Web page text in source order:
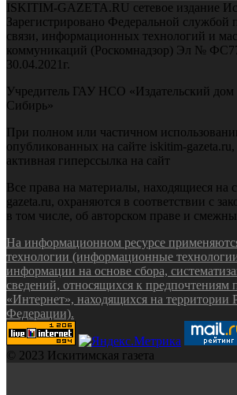
ISKITIM-GAZETA.RU сетевое издание
Зарегистрировано Федеральной службой
связи, информационных технологий и
коммуникаций (Роскомнадзор) Эл №
30.04.2021г.
Учредитель ГАУ НСО «Издательский дом
Сибирь»
При полном или частичном
опубликованных на сайте iskitim-gazeta.ru,
активная гиперссылка на сайт
Все права на материалы, находящиеся на
gazeta.ru, охраняются в соответствии с
в том числе, об авторском праве и
На информационном ресурсе
технологии (информационные
информации на основе сбора,
сведений, относящихся к предпочтениям
«Интернет», находящихся на территории
Федерации).
© 2023 Искитимская газета